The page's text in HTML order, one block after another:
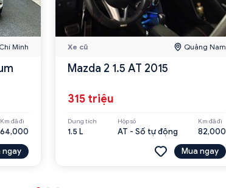
Minh
Km đã đi
64,000
ngay
Xe cũ Quảng Nam
Mazda 2 1.5 AT 2015
315 triệu
Dung tích
1.5 L
Hộp số
AT - Số tự động
Km đã đi
82,000
Mua ngay